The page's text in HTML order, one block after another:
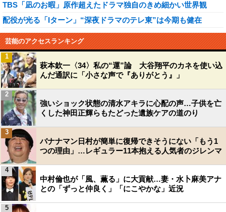
TBS「凪のお暇」原作超えたドラマ独自のきめ細かい世界観
配役が光る「Iターン」“深夜ドラマのテレ東”は今期も健在
芸能のアクセスランキング
萩本欽一〈34〉私の“運”論 大谷翔平のカネを使い込
んだ通訳に「小さな声で『ありがとう』」
1
強いショック状態の清水アキラに心配の声…子供を亡
くした神田正輝らもたどった遺族ケアの道のり
2
バナナマン日村が簡単に復帰できそうにない「もう1
つの理由」…レギュラー11本抱える人気者のジレンマ
3
中村倫也が「風、薫る」に大貢献…妻・水卜麻美アナ
との「ずっと仲良く」「にこやかな」近況
4
5